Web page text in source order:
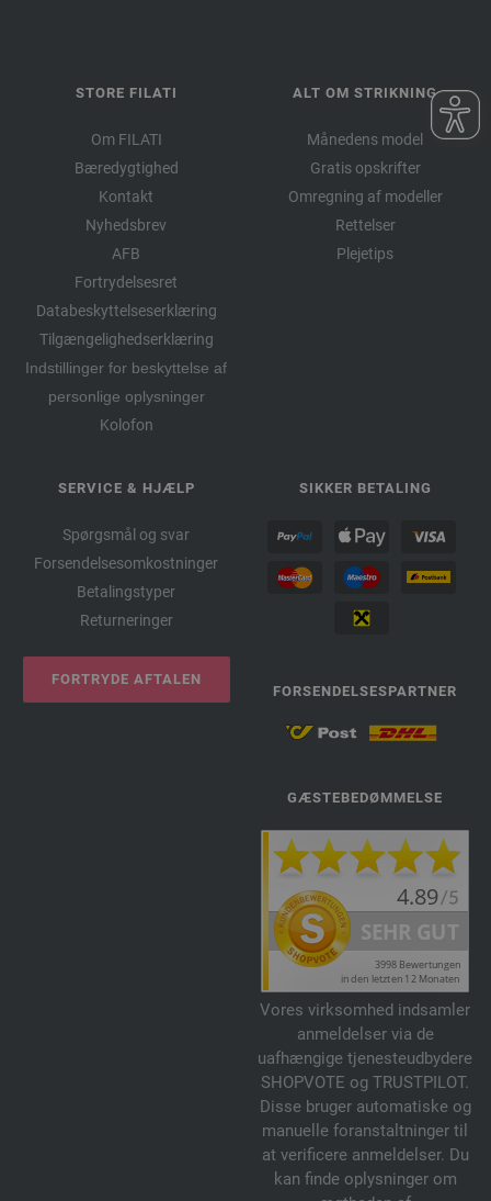
STORE FILATI
Om FILATI
Bæredygtighed
Kontakt
Nyhedsbrev
AFB
Fortrydelsesret
Databeskyttelseserklæring
Tilgængelighedserklæring
Indstillinger for beskyttelse af
personlige oplysninger
Kolofon
ALT OM STRIKNING
Månedens model
Gratis opskrifter
Omregning af modeller
Rettelser
Plejetips
SERVICE & HJÆLP
Spørgsmål og svar
Forsendelsesomkostninger
Betalingstyper
Returneringer
FORTRYDE AFTALEN
SIKKER BETALING
FORSENDELSESPARTNER
GÆSTEBEDØMMELSE
Vores virksomhed indsamler
anmeldelser via de
uafhængige tjenesteudbydere
SHOPVOTE og TRUSTPILOT.
Disse bruger automatiske og
manuelle foranstaltninger til
at verificere anmeldelser. Du
kan finde oplysninger om